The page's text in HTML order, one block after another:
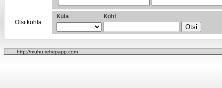
Otsi kohta:
Küla Koht
http://muhu.rehepapp.com